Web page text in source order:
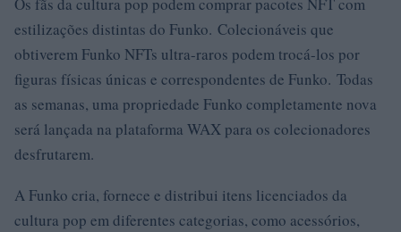
estilizações distintas do Funko. Colecionáveis ​​que
obtiverem Funko NFTs ultra-raros podem trocá-los por
figuras físicas únicas e correspondentes de Funko. Todas
as semanas, uma propriedade Funko completamente nova
será lançada na plataforma WAX para os colecionadores
desfrutarem.
A Funko cria, fornece e distribui itens licenciados da
cultura pop em diferentes categorias, como acessórios,